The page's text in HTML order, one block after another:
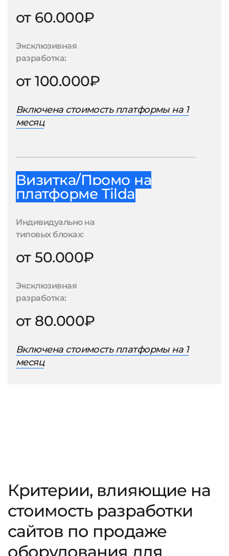
от 60.000₽
Эксклюзивная
разработка:
от 100.000₽
Включена стоимость платформы на 1
месяц
Визитка/Промо на
платформе Tilda
Индивидуально на
типовых блоках:
от 50.000₽
Эксклюзивная
разработка:
от 80.000₽
Включена стоимость платформы на 1
месяц
Критерии, влияющие на
стоимость разработки
сайтов по продаже
оборудования для